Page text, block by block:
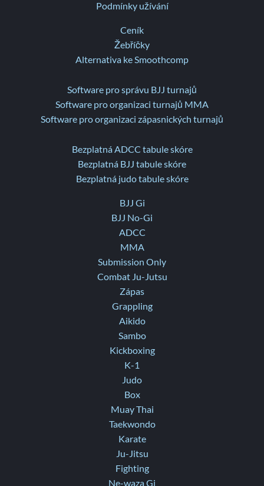
Podmínky užívání
Ceník
Žebříčky
Alternativa ke Smoothcomp
Software pro správu BJJ turnajů
Software pro organizaci turnajů MMA
Software pro organizaci zápasnických turnajů
Bezplatná ADCC tabule skóre
Bezplatná BJJ tabule skóre
Bezplatná judo tabule skóre
BJJ Gi
BJJ No-Gi
ADCC
MMA
Submission Only
Combat Ju-Jutsu
Zápas
Grappling
Aikido
Sambo
Kickboxing
K-1
Judo
Box
Muay Thai
Taekwondo
Karate
Ju-Jitsu
Fighting
Ne-waza Gi